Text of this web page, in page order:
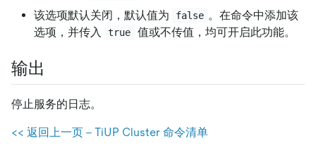
该选项默认关闭，默认值为 false 。在命令中添加该
选项，并传入
true 值或不传值，均可开启此功能。
输出
停止服务的日志。
<< 返回上一页 - TiUP Cluster 命令清单